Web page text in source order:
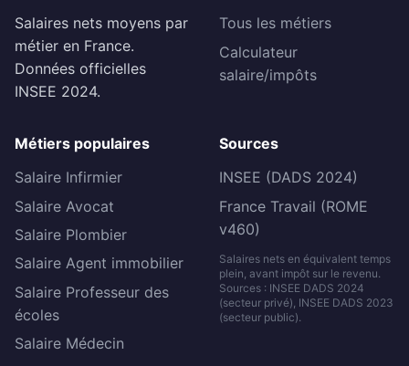
Salaires nets moyens par
métier en France.
Données officielles
INSEE 2024.
Tous les métiers
Calculateur
salaire/impôts
Métiers populaires
Salaire Infirmier
Salaire Avocat
Salaire Plombier
Salaire Agent immobilier
Salaire Professeur des
écoles
Salaire Médecin
Sources
INSEE (DADS 2024)
France Travail (ROME
v460)
Salaires nets en équivalent temps
plein, avant impôt sur le revenu.
Sources : INSEE DADS 2024
(secteur privé), INSEE DADS 2023
(secteur public).